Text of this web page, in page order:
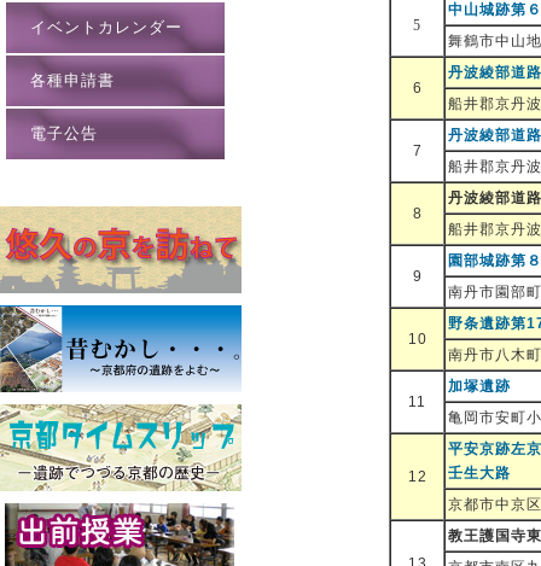
5
中山城跡第
舞鶴市中山
6
丹波綾部道
船井郡京丹
7
丹波綾部道
船井郡京丹
8
丹波綾部道
船井郡京丹
9
園部城跡第
南丹市園部
10
野条遺跡第
南丹市八木
11
加塚遺跡
亀岡市安町
12
平安京跡左
壬生大路
京都市中京
教王護国寺
イベントカレンダー
各種申請書
電子公告